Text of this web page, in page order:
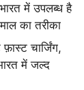
में उपलब्ध है
का तरीका
चार्जिंग,
में जल्द